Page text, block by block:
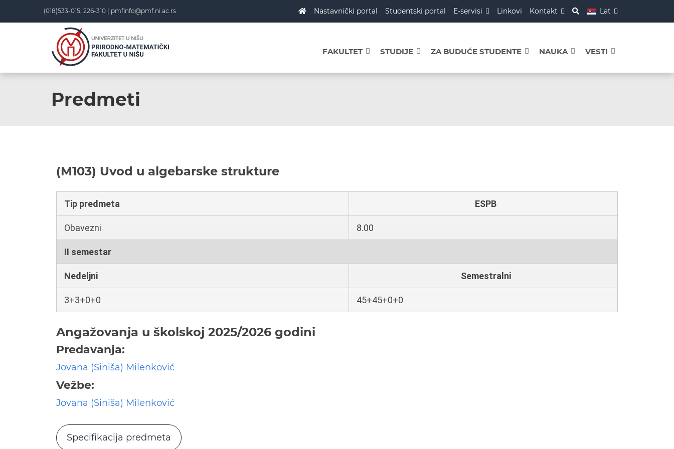
(018)533-015, 226-310 | pmfinfo@pmf.ni.ac.rs Nastavnički portal Studentski portal E-servisi Linkovi Kontakt Lat
FAKULTET STUDIJE ZA BUDUĆE STUDENTE NAUKA VESTI
Predmeti
(M103) Uvod u algebarske strukture
Tip predmeta ESPB
Obavezni 8.00
II semestar
Nedeljni Semestralni
3+3+0+0 45+45+0+0
Angažovanja u školskoj 2025/2026 godini
Predavanja:
Jovana (Siniša) Milenković
Vežbe:
Jovana (Siniša) Milenković
Specifikacija predmeta